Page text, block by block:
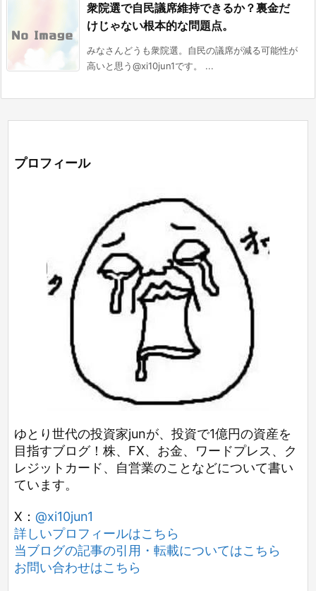
衆院選で自民議席維持できるか？裏金だ
けじゃない根本的な問題点。
みなさんどうも衆院選。自民の議席が減る可能性が
高いと思う@xi10jun1です。 ...
プロフィール
ゆとり世代の投資家junが、投資で1億円の資産を
目指すブログ！株、FX、お金、ワードプレス、ク
レジットカード、自営業のことなどについて書い
ています。
X： @xi10jun1
詳しいプロフィールはこちら
当ブログの記事の引用・転載についてはこちら
お問い合わせはこちら